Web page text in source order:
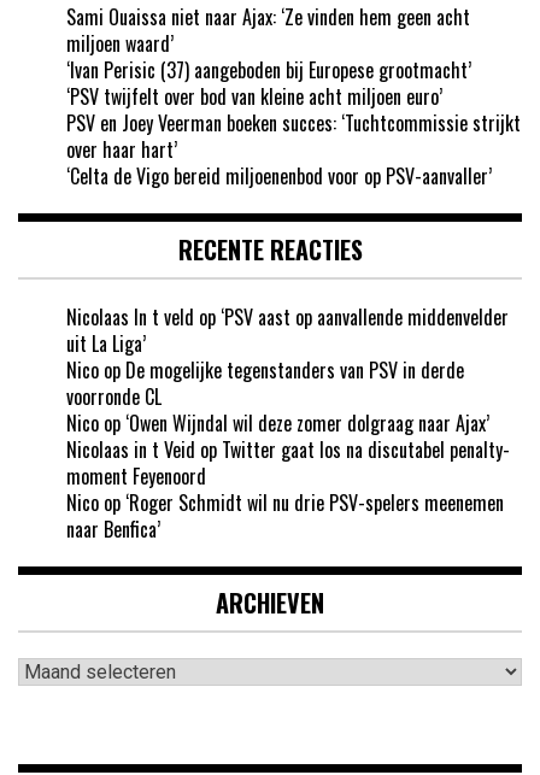
Sami Ouaissa niet naar Ajax: ‘Ze vinden hem geen acht
miljoen waard’
‘Ivan Perisic (37) aangeboden bij Europese grootmacht’
‘PSV twijfelt over bod van kleine acht miljoen euro’
PSV en Joey Veerman boeken succes: ‘Tuchtcommissie strijkt
over haar hart’
‘Celta de Vigo bereid miljoenenbod voor op PSV-aanvaller’
RECENTE REACTIES
Nicolaas In t veld op ‘PSV aast op aanvallende middenvelder
uit La Liga’
Nico op De mogelijke tegenstanders van PSV in derde
voorronde CL
Nico op ‘Owen Wijndal wil deze zomer dolgraag naar Ajax’
Nicolaas in t Veid op Twitter gaat los na discutabel penalty-
moment Feyenoord
Nico op ‘Roger Schmidt wil nu drie PSV-spelers meenemen
naar Benfica’
ARCHIEVEN
Archieven